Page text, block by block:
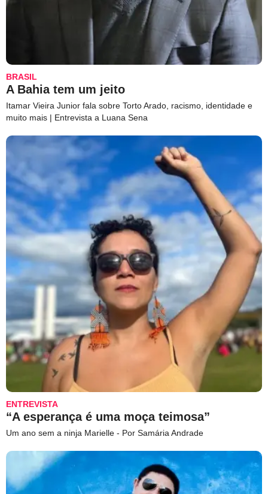
BRASIL
A Bahia tem um jeito
Itamar Vieira Junior fala sobre Torto Arado, racismo, identidade e
muito mais | Entrevista a Luana Sena
ENTREVISTA
“A esperança é uma moça teimosa”
Um ano sem a ninja Marielle - Por Samária Andrade